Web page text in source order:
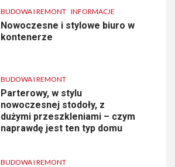
BUDOWA I REMONT INFORMACJE
Nowoczesne i stylowe biuro w
kontenerze
BUDOWA I REMONT
Parterowy, w stylu
nowoczesnej stodoły, z
dużymi przeszkleniami – czym
naprawdę jest ten typ domu
BUDOWA I REMONT